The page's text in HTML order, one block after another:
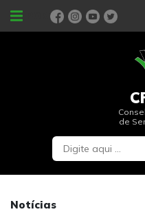
PORTAIS
de
Notícias